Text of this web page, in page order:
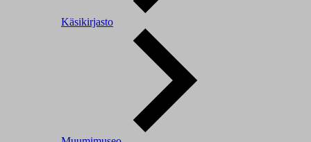
Käsikirjasto